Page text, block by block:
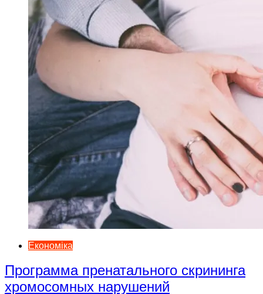
Економіка
Программа пренатального скрининга
хромосомных нарушений